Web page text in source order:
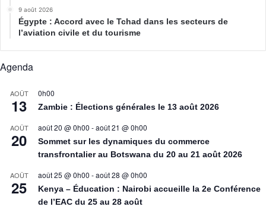
9 août 2026
Égypte : Accord avec le Tchad dans les secteurs de
l’aviation civile et du tourisme
Agenda
AOÛT
13
0h00
Zambie : Élections générales le 13 août 2026
AOÛT
20
août 20 @ 0h00 -août 21 @ 0h00
Sommet sur les dynamiques du commerce
transfrontalier au Botswana du 20 au 21 août 2026
AOÛT
25
août 25 @ 0h00 -août 28 @ 0h00
Kenya – Éducation : Nairobi accueille la 2e Conférence
de l’EAC du 25 au 28 août